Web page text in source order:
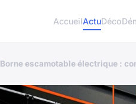
AccueilActuDéco
Borne escamotable électrique :